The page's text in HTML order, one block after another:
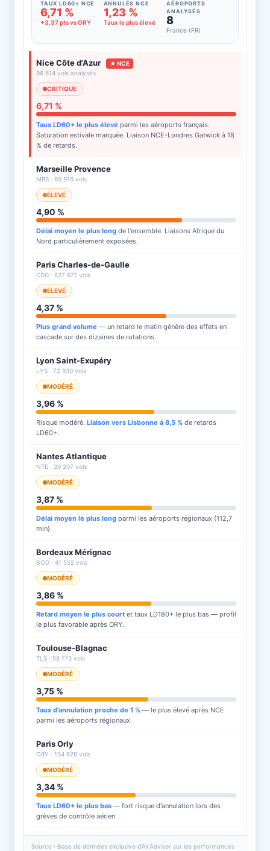
TAUX LD60+ NCE
6,71 %
+3,37 pts vs ORY
ANNULÉS NCE
1,23 %
Taux le plus élevé
AÉROPORTS
ANALYSÉS
8
France (FR)
Nice Côte d'Azur
★ NCE
96 614 vols analysés
CRITIQUE
6,71 %
Taux LD60+ le plus élevé parmi les aéroports français.
Saturation estivale marquée. Liaison NCE-Londres Gatwick à 18
% de retards.
Marseille Provence
MRS · 65 916 vols
ÉLEVÉ
4,90 %
Délai moyen le plus long de l'ensemble. Liaisons Afrique du
Nord particulièrement exposées.
Paris Charles-de-Gaulle
CDG · 827 671 vols
ÉLEVÉ
4,37 %
Plus grand volume — un retard le matin génère des effets en
cascade sur des dizaines de rotations.
Lyon Saint-Exupéry
LYS · 72 930 vols
MODÉRÉ
3,96 %
Risque modéré. Liaison vers Lisbonne à 8,5 % de retards
LD60+.
Nantes Atlantique
NTE · 39 207 vols
MODÉRÉ
3,87 %
Délai moyen le plus long parmi les aéroports régionaux (112,7
min).
Bordeaux Mérignac
BOD · 41 552 vols
MODÉRÉ
3,86 %
Retard moyen le plus court et taux LD180+ le plus bas — profil
le plus favorable après ORY.
Toulouse-Blagnac
TLS · 58 173 vols
MODÉRÉ
3,75 %
Taux d'annulation proche de 1 % — le plus élevé après NCE
parmi les aéroports régionaux.
Paris Orly
ORY · 134 826 vols
MODÉRÉ
3,34 %
Taux LD60+ le plus bas — fort risque d'annulation lors des
grèves de contrôle aérien.
Source : Base de données exclusive d'AirAdvisor sur les performances